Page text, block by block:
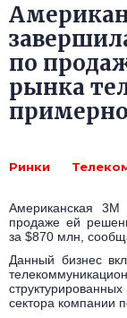
по
рынка
Ринки
Американская
продаже ей
за $870 млн,
Данный бизнес
сектора компании